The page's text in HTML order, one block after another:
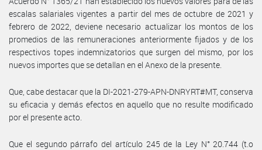
escalas salariales vigentes a partir del mes de octubre de 2021 y
febrero de 2022, deviene necesario actualizar los montos de los
promedios de las remuneraciones anteriormente fijados y de los
respectivos topes indemnizatorios que surgen del mismo, por los
nuevos importes que se detallan en el Anexo de la presente.
Que, cabe destacar que la DI-2021-279-APN-DNRYRT#MT, conserva
su eficacia y demás efectos en aquello que no resulte modificado
por el presente acto.
Que el segundo párrafo del artículo 245 de la Ley N° 20.744 (t.o